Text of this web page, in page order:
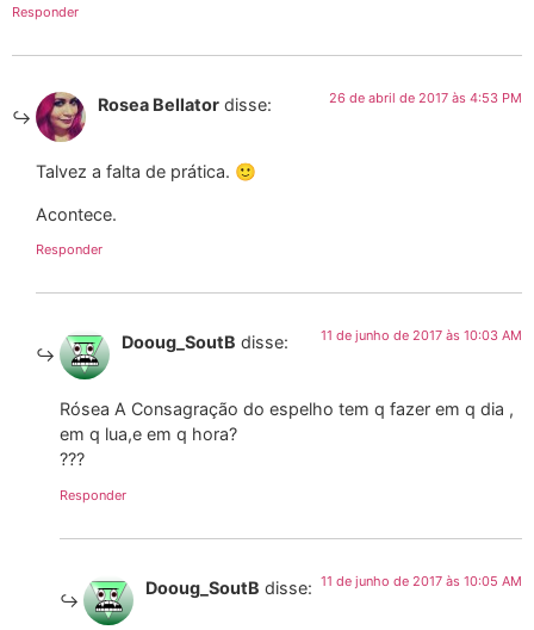
Responder
Rosea Bellator disse: 26 de abril de 2017 às 4:53 PM
Talvez a falta de prática. 🙂
Acontece.
Responder
Dooug_SoutB disse: 11 de junho de 2017 às 10:03 AM
Rósea A Consagração do espelho tem q fazer em q dia ,
em q lua,e em q hora?
???
Responder
Dooug_SoutB disse: 11 de junho de 2017 às 10:05 AM